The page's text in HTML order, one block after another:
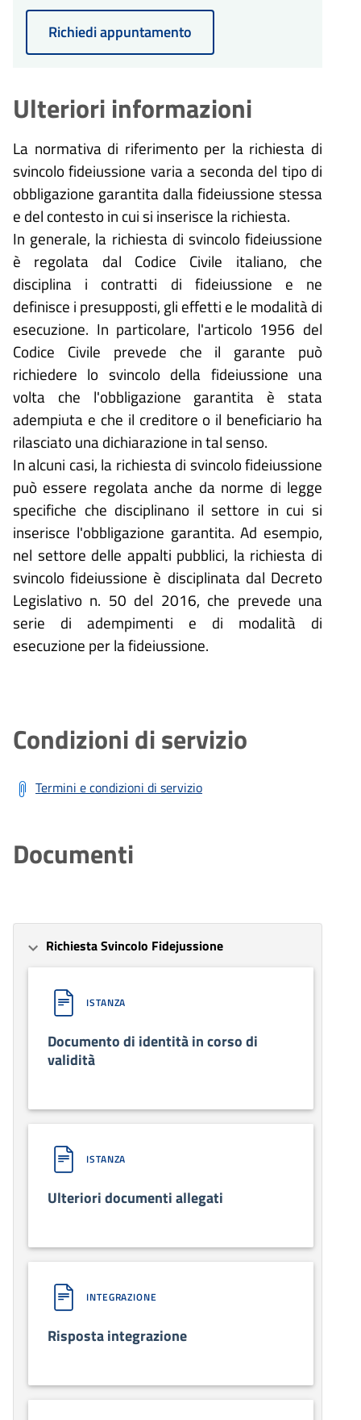
Richiedi appuntamento
Ulteriori informazioni
La normativa di riferimento per la richiesta di
svincolo fideiussione varia a seconda del tipo di
obbligazione garantita dalla fideiussione stessa
e del contesto in cui si inserisce la richiesta.
In generale, la richiesta di svincolo fideiussione
è regolata dal Codice Civile italiano, che
disciplina i contratti di fideiussione e ne
definisce i presupposti, gli effetti e le modalità di
esecuzione. In particolare, l'articolo 1956 del
Codice Civile prevede che il garante può
richiedere lo svincolo della fideiussione una
volta che l'obbligazione garantita è stata
adempiuta e che il creditore o il beneficiario ha
rilasciato una dichiarazione in tal senso.
In alcuni casi, la richiesta di svincolo fideiussione
può essere regolata anche da norme di legge
specifiche che disciplinano il settore in cui si
inserisce l'obbligazione garantita. Ad esempio,
nel settore delle appalti pubblici, la richiesta di
svincolo fideiussione è disciplinata dal Decreto
Legislativo n. 50 del 2016, che prevede una
serie di adempimenti e di modalità di
esecuzione per la fideiussione.
Condizioni di servizio
Termini e condizioni di servizio
Documenti
Richiesta Svincolo Fidejussione
ISTANZA
Documento di identità in corso di
validità
ISTANZA
Ulteriori documenti allegati
INTEGRAZIONE
Risposta integrazione